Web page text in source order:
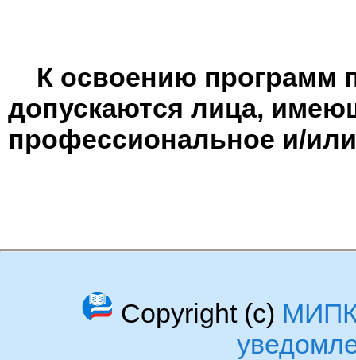
К освоению программ
допускаются лица,
профессиональное и/
Copyright (c)